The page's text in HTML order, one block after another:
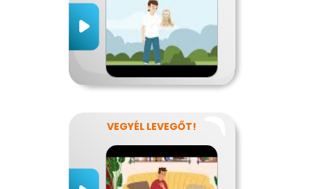
VEGYÉL LEVEGŐT!